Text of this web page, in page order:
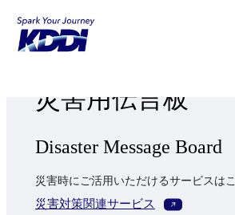
トップ
企業情報
災害用伝言板
Disaster Message Board
災害時にご活用いただけるサービスは
災害対策関連サービス 新規ウィンド